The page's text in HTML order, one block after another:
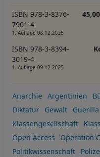
ISBN 978-3-8376-
7901-4
1. Auflage 08.12.2025
ISBN 978-3-8394-
3019-4
1. Auflage 09.12.2025
Anarchie Argentinien
Diktatur
Gewalt
Guerilla
Klassengesellschaft
Open Access
Operation
Politikwissenschaft